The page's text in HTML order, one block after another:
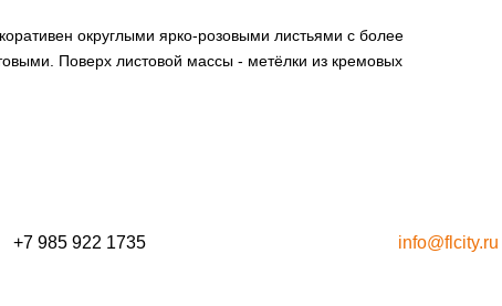
округлыми ярко-розовыми листьями с более
Поверх листовой массы - метёлки из кремовых
+7 985 922 1735 info@flcity.ru